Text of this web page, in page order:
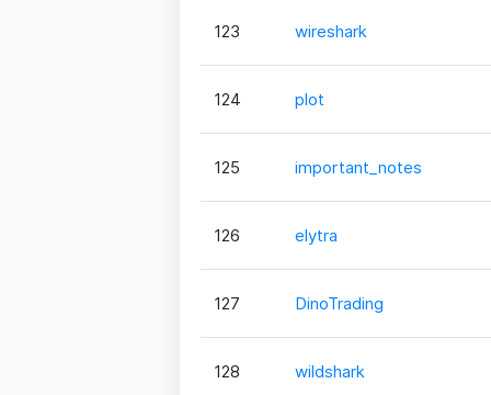
123 wireshark
124 plot
125 important_notes
126 elytra
127 DinoTrading
128 wildshark